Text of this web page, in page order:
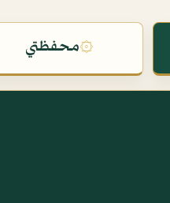
۞محفظتي